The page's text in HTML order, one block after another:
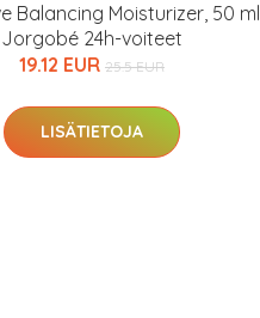
Balancing Moisturizer, 50 ml
Jorgobé 24h-voiteet
19.12 EUR 25.5 EUR
LISÄTIETOJA